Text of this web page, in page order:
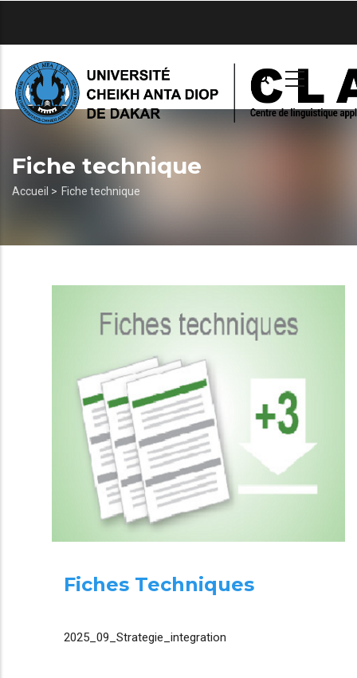
principal
Fiche technique
Fil
Accueil > Fiche technique
Fiches Techniques
2025_09_Strategie_integration